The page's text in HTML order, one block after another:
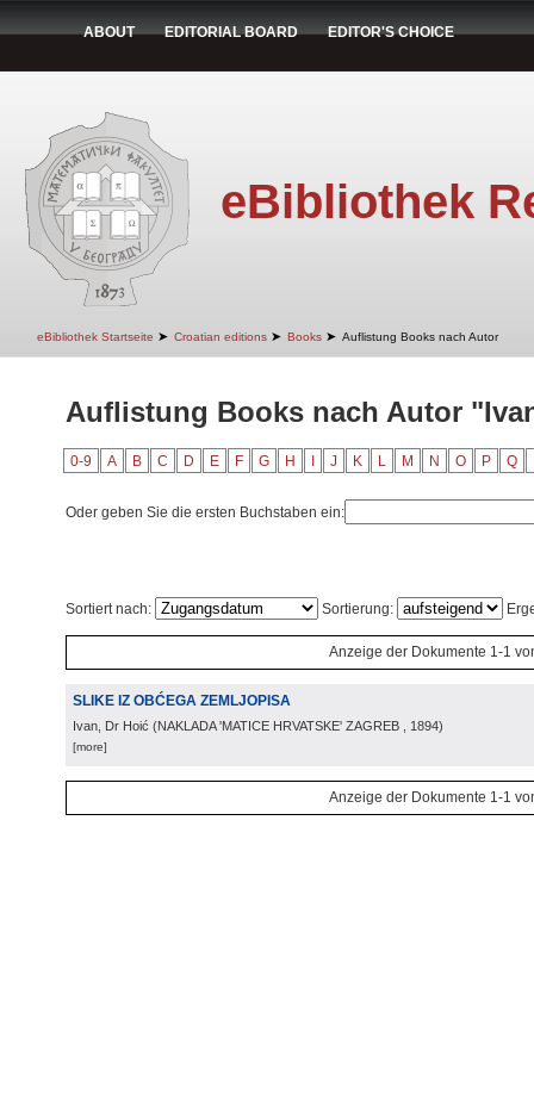
ABOUT EDITORIAL BOARD EDITOR'S CHOICE
eBibliothek
eBibliothek Startseite ➤ Croatian editions ➤ Books ➤ Auflistung Books nach Autor
Auflistung Books nach Autor
0-9 A B C D E F G H J K L M N O P Q
Oder geben Sie die ersten Buchstaben ein:
Sortiert nach: Sortierung:
Anzeige der Dokumente 1-1
SLIKE IZ OBĆEGA ZEMLJOPISA
Ivan, Dr Hoić (NAKLADA 'MATICE HRVATSKE' ZAGREB , 1894)
[more]
Anzeige der Dokumente 1-1